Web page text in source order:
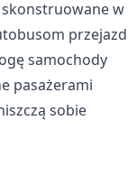
w
przejazd
samochody
pasażerami
sobie